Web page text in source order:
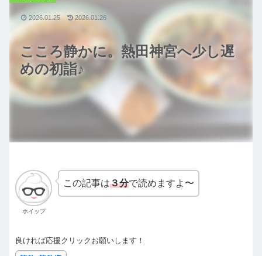
こころ静かに。熱田神宮へ少し遅
めの初詣♪
2026.01.25 2026.01.26
ホイップ
この記事は３分で読めますよ〜
良ければ応援クリックお願いします！